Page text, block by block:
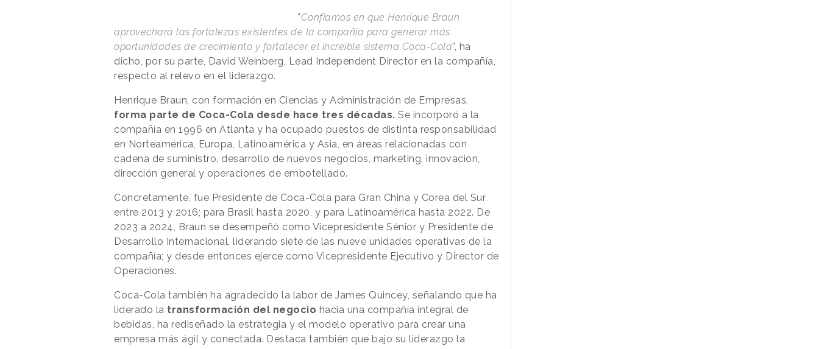
"Confiamos en que Henrique Braun
aprovechará las fortalezas existentes de la compañía para generar más
oportunidades de crecimiento y fortalecer el increíble sistema Coca-Cola”, ha
dicho, por su parte, David Weinberg, Lead Independent Director en la compañía,
respecto al relevo en el liderazgo.
Henrique Braun, con formación en Ciencias y Administración de Empresas,
forma parte de Coca-Cola desde hace tres décadas. Se incorporó a la
compañía en 1996 en Atlanta y ha ocupado puestos de distinta responsabilidad
en Norteamérica, Europa, Latinoamérica y Asia, en áreas relacionadas con
cadena de suministro, desarrollo de nuevos negocios, marketing, innovación,
dirección general y operaciones de embotellado.
Concretamente, fue Presidente de Coca-Cola para Gran China y Corea del Sur
entre 2013 y 2016; para Brasil hasta 2020, y para Latinoamérica hasta 2022. De
2023 a 2024, Braun se desempeñó como Vicepresidente Sénior y Presidente de
Desarrollo Internacional, liderando siete de las nueve unidades operativas de la
compañía; y desde entonces ejerce como Vicepresidente Ejecutivo y Director de
Operaciones.
Coca-Cola también ha agradecido la labor de James Quincey, señalando que ha
liderado la transformación del negocio hacia una compañía integral de
bebidas, ha rediseñado la estrategia y el modelo operativo para crear una
empresa más ágil y conectada. Destaca también que bajo su liderazgo la